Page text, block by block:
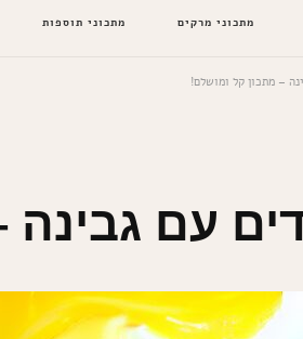
מתכוני מרקים מתכוני תוספות
– מתכון קל ומושלם!
עם